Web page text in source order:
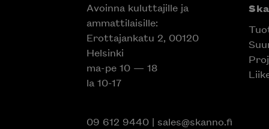
Avoinna kuluttajille ja
ammattilaisille:
Erottajankatu 2, 00120
Helsinki
ma-pe 10 — 18
la 10-17
09 612 9440| sales@skanno.fi